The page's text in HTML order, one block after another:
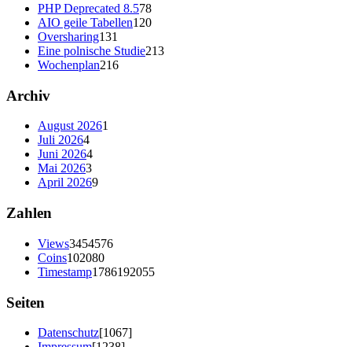
PHP Deprecated 8.578
AIO geile Tabellen120
Oversharing131
Eine polnische Studie213
Wochenplan216
Archiv
August 20261
Juli 20264
Juni 20264
Mai 20263
April 20269
Zahlen
Views3454576
Coins102080
Timestamp1786192055
Seiten
Datenschutz[1067]